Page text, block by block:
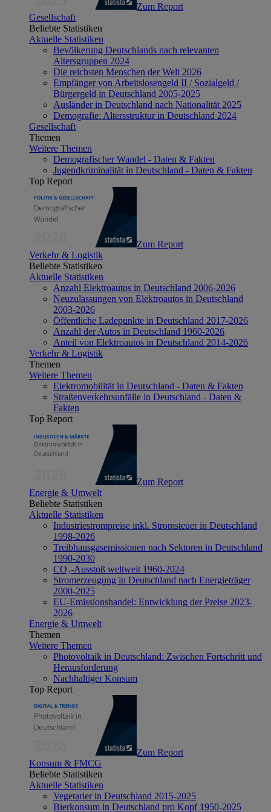
Zum Report
Gesellschaft
Beliebte Statistiken
Aktuelle Statistiken
Bevölkerung Deutschlands nach relevanten
Altersgruppen 2024
Die reichsten Menschen der Welt 2026
Empfänger von Arbeitslosengeld II / Sozialgeld /
Bürgergeld in Deutschland 2005-2025
Ausländer in Deutschland nach Nationalität 2025
Demografie: Altersstruktur in Deutschland 2024
Gesellschaft
Themen
Weitere Themen
Demografischer Wandel - Daten & Fakten
Jugendkriminalität in Deutschland - Daten & Fakten
Top Report
Zum Report
Verkehr & Logistik
Beliebte Statistiken
Aktuelle Statistiken
Anzahl Elektroautos in Deutschland 2006-2026
Neuzulassungen von Elektroautos in Deutschland
2003-2026
Öffentliche Ladepunkte in Deutschland 2017-2026
Anzahl der Autos in Deutschland 1960-2026
Anteil von Elektroautos in Deutschland 2014-2026
Verkehr & Logistik
Themen
Weitere Themen
Elektromobilität in Deutschland - Daten & Fakten
Straßenverkehrsunfälle in Deutschland - Daten &
Fakten
Top Report
Zum Report
Energie & Umwelt
Beliebte Statistiken
Aktuelle Statistiken
Industriestrompreise inkl. Stromsteuer in Deutschland
1998-2026
Treibhausgasemissionen nach Sektoren in Deutschland
1990-2030
CO₂-Ausstoß weltweit 1960-2024
Stromerzeugung in Deutschland nach Energieträger
2000-2025
EU-Emissionshandel: Entwicklung der Preise 2023-
2026
Energie & Umwelt
Themen
Weitere Themen
Photovoltaik in Deutschland: Zwischen Fortschritt und
Herausforderung
Nachhaltiger Konsum
Top Report
Zum Report
Konsum & FMCG
Beliebte Statistiken
Aktuelle Statistiken
Vegetarier in Deutschland 2015-2025
Bierkonsum in Deutschland pro Kopf 1950-2025